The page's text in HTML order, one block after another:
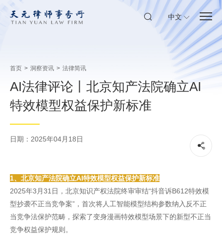
中文
首页 > 洞察资讯 > 法律简讯
AI法律评论丨北京知产法院确立AI
特效模型权益保护新标准
日期：2025年04月18日
1、北京知产法院确立AI特效模型权益保护新标准
2025年3月31日，北京知识产权法院终审审结“抖音诉B612特效模
型抄袭不正当竞争案”，首次将人工智能模型结构参数纳入反不正
当竞争法保护范畴，探索了变身漫画特效模型场景下的新型不正当
竞争权益保护规则。